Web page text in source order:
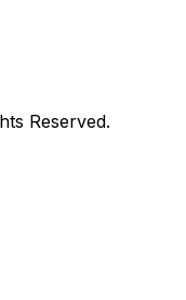
Reserved.